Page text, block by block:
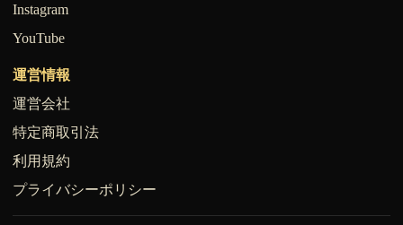
Instagram
YouTube
運営情報
運営会社
特定商取引法
利用規約
プライバシーポリシー